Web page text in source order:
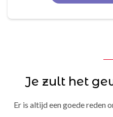
Je zult het
Er is altijd een goede reden